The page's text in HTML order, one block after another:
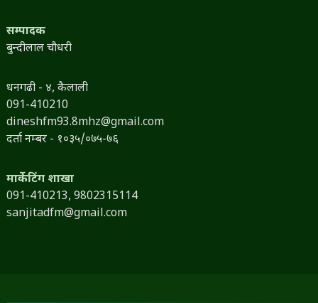
सम्पादक
बुन्दीलाल चौधरी
धनगढी - ४, कैलाली
091-410210
dineshfm93.8mhz@gmail.com
दर्ता नम्बर - १०३५/०७५-७६
मार्केटिंग शाखा
091-410213, 9802315114
sanjitadfm@gmail.com